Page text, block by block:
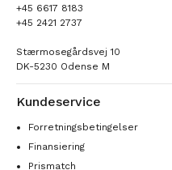
+45 6617 8183
+45 2421 2737
Stærmosegårdsvej 10
DK-5230 Odense M
Kundeservice
Forretningsbetingelser
Finansiering
Prismatch